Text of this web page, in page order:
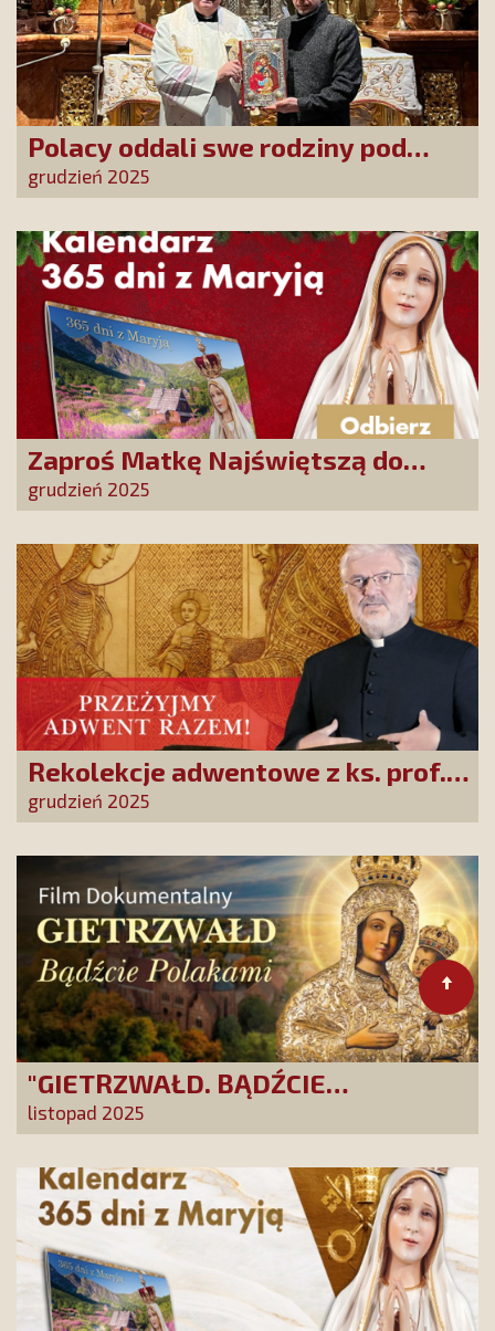
Polacy oddali swe rodziny pod
opiekę Najświętszej Rodziny!
grudzień 2025
Zaproś Matkę Najświętszą do
swojego domu! Odbierz kalendarz
„365 dni z Maryją”
grudzień 2025
Rekolekcje adwentowe z ks. prof.
Robertem Skrzypczakiem na
PCh24TV!
grudzień 2025
"GIETRZWAŁD. BĄDŹCIE
POLAKAMI". Wesprzyj produkcję
nowego filmu PCh24 TV
listopad 2025